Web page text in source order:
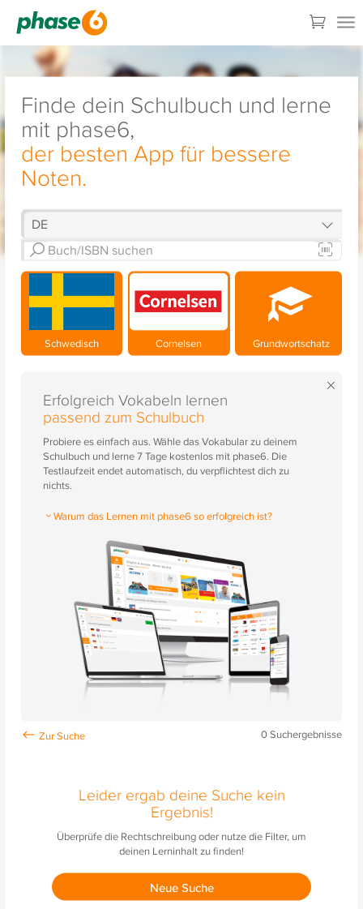
Finde dein Schulbuch und lerne
mit phase6,
der besten App für bessere
Noten.
Schwedisch Cornelsen Grundwortschatz
×
Erfolgreich Vokabeln lernen
passend zum Schulbuch
Probiere es einfach aus. Wähle das Vokabular zu deinem
Schulbuch und lerne 7 Tage kostenlos mit phase6. Die
Testlaufzeit endet automatisch, du verpflichtest dich zu
nichts.
Warum das Lernen mit phase6 so erfolgreich ist?
0Suchergebnisse
Leider ergab deine Suche kein
Ergebnis!
Überprüfe die Rechtschreibung oder nutze die Filter, um
deinen Lerninhalt zu finden!
Neue Suche